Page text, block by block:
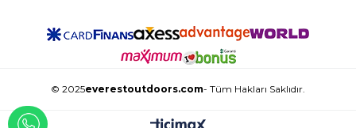
© 2025everestoutdoors.com- Tüm Hakları Saklıdır.
WHATSAPP İLE İLETİŞİME GEÇ